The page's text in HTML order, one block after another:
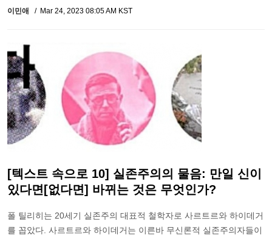
이민애 Mar 24, 2023 08:05 AM KST
[텍스트 속으로 10] 실존주의의 물음: 만일 신이
있다면[없다면] 바뀌는 것은 무엇인가?
폴 틸리히는 20세기 실존주의 대표적 철학자로 사르트르와 하이데거
를 꼽았다. 사르트르와 하이데거는 이른바 무신론적 실존주의자들이